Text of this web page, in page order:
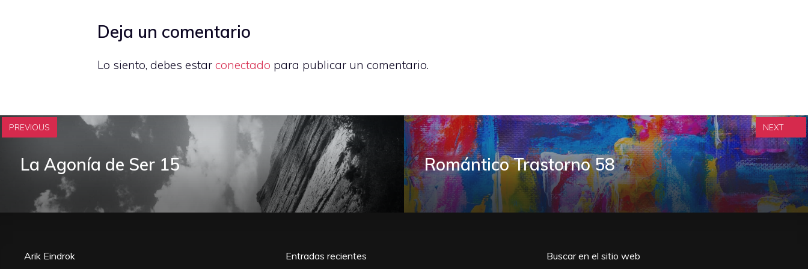
Deja un comentario
Lo siento, debes estar conectado para publicar un comentario.
PREVIOUS
La Agonía de Ser 15 Romántico Trastorno 58
NEXT
Arik Eindrok Entradas recientes Buscar en el sitio web